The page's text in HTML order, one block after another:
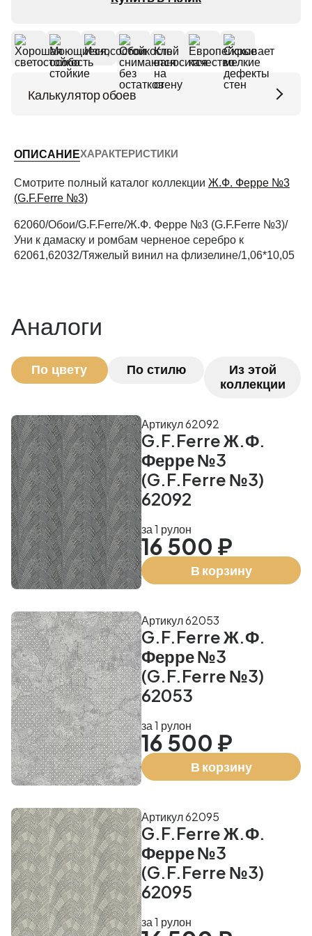
Калькулятор обоев
Периметр комнаты (м)
Рассчитать
ОПИСАНИЕХАРАКТЕРИСТИКИ
Смотрите полный каталог коллекции Ж.Ф. Ферре №3
(G.F.Ferre №3)
62060/Обои/G.F.Ferre/Ж.Ф. Ферре №3 (G.F.Ferre №3)/
Уни к дамаску и ромбам черненое серебро к
62061,62032/Тяжелый винил на флизелине/1,06*10,05
Аналоги
По цвету По стилю
Из этой
коллекции
G.F.Ferre Ж.Ф.
Ферре №3
(G.F.Ferre №3)
62092
Артикул 62092
за 1 рулон
16 500 ₽
В корзину
G.F.Ferre Ж.Ф.
Ферре №3
(G.F.Ferre №3)
62053
Артикул 62053
за 1 рулон
16 500 ₽
В корзину
G.F.Ferre Ж.Ф.
Ферре №3
(G.F.Ferre №3)
62095
Артикул 62095
за 1 рулон